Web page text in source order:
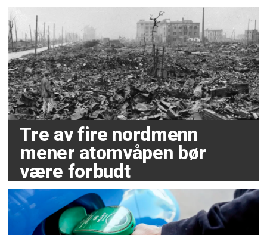
Tre av fire nordmenn
mener atomvåpen bør
være forbudt